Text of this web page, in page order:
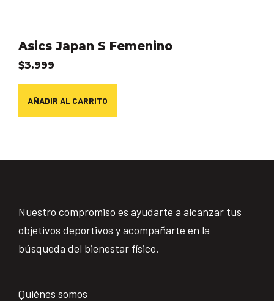
Asics Japan S Femenino
$3.999
AÑADIR AL CARRITO
Nuestro compromiso es ayudarte a alcanzar tus
objetivos deportivos y acompañarte en la
búsqueda del bienestar físico.
Quiénes somos